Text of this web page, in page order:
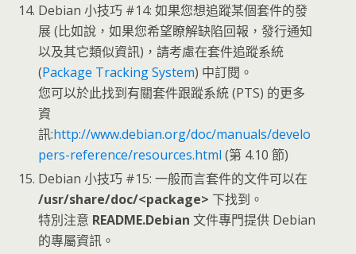
Debian 小技巧 #14: 如果您想追蹤某個套件的發
展 (比如說，如果您希望瞭解缺陷回報，發行通知
以及其它類似資訊)，請考慮在套件追蹤系統
(Package Tracking System) 中訂閱。
您可以於此找到有關套件跟蹤系統 (PTS) 的更多
資
訊:http://www.debian.org/doc/manuals/develo
pers-reference/resources.html (第 4.10 節)
Debian 小技巧 #15: 一般而言套件的文件可以在
/usr/share/doc/<package> 下找到。
特別注意 README.Debian 文件專門提供 Debian
的專屬資訊。